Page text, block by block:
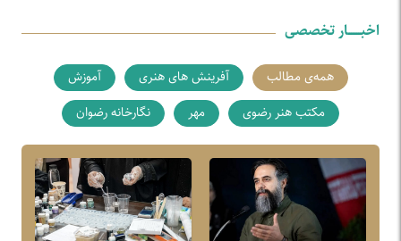
اخبـــــــار تخصصی
همه‌ی مطالب آفرینش های هنری
آموزش
مکتب هنر رضوی
مهر نگارخانه رضوان